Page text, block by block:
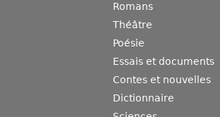
Romans
Théâtre
Poésie
Essais et documents
Contes et nouvelles
Dictionnaire